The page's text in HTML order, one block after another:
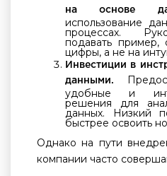
на основе
использование
процессах.
подавать пример,
цифры, а не на
Инвестиции в
данными.
удобные и
решения для
данных. Низкий
быстрее освоить
Однако на пути
компании часто